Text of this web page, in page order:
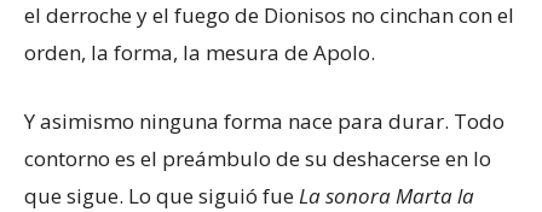
el derroche y el fuego de Dionisos no cinchan con el
orden, la forma, la mesura de Apolo.
Y asimismo ninguna forma nace para durar. Todo
contorno es el preámbulo de su deshacerse en lo
que sigue. Lo que siguió fueLa sonora Marta la